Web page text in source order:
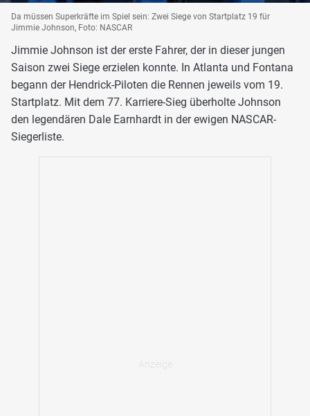
Da müssen Superkräfte im Spiel sein: Zwei Siege von Startplatz 19 für
Jimmie Johnson, Foto: NASCAR
Jimmie Johnson ist der erste Fahrer, der in dieser jungen
Saison zwei Siege erzielen konnte. In Atlanta und Fontana
begann der Hendrick-Piloten die Rennen jeweils vom 19.
Startplatz. Mit dem 77. Karriere-Sieg überholte Johnson
den legendären Dale Earnhardt in der ewigen NASCAR-
Siegerliste.